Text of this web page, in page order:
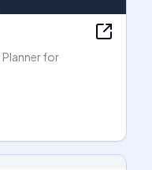
Planner for